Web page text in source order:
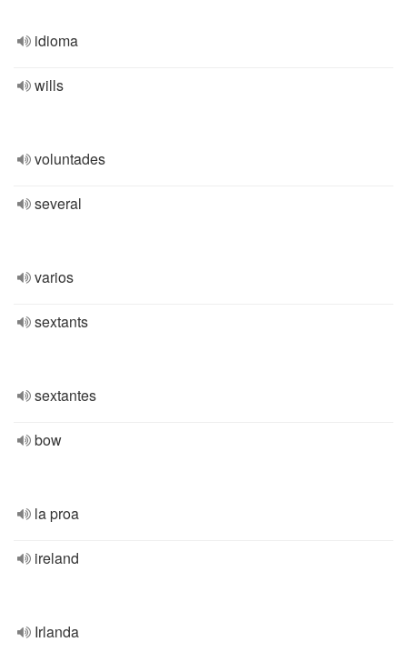
idioma
wills
voluntades
several
varios
sextants
sextantes
bow
la proa
ireland
Irlanda